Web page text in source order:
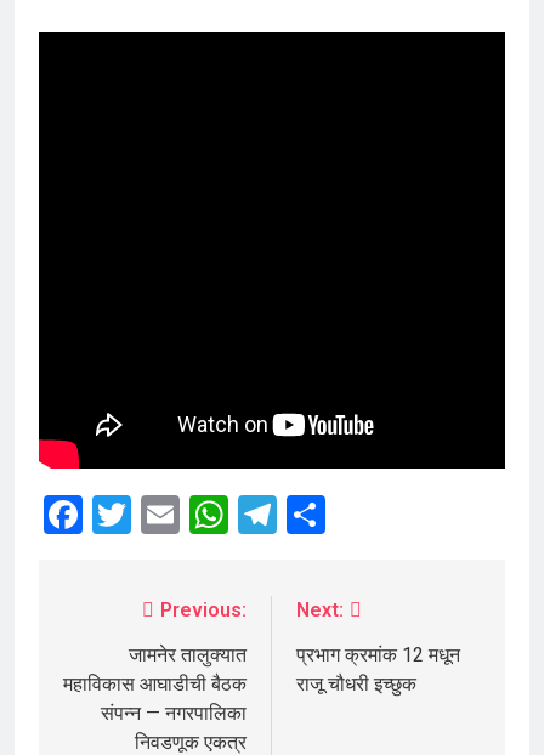
Facebook
Twitter
EmailWhatsApp
Telegram
Previous:
जामनेर तालुक्यात
महाविकास आघाडीची बैठक
संपन्न — नगरपालिका
निवडणूक एकत्र
Next:
प्रभाग क्रमांक 12 मधून
राजू चौधरी इच्छुक